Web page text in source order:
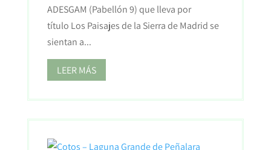
ADESGAM (Pabellón 9) que lleva por
título Los Paisajes de la Sierra de Madrid se
sientan a...
LEER MÁS